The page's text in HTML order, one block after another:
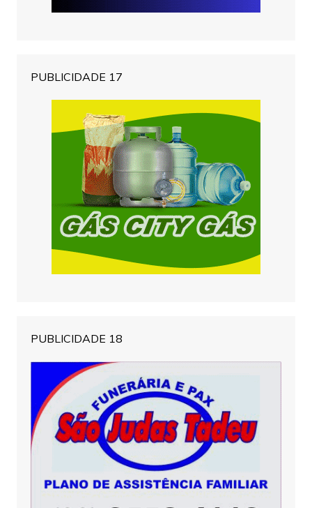
PUBLICIDADE 17
PUBLICIDADE 18